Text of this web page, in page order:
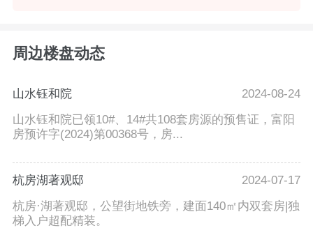
周边楼盘动态
山水钰和院
2024-08-24
山水钰和院已领10#、14#共108套房源的预售证，富阳
房预许字(2024)第00368号，房...
杭房湖著观邸
2024-07-17
杭房·湖著观邸，公望街地铁旁，建面140㎡内双套房|独
梯入户超配精装。